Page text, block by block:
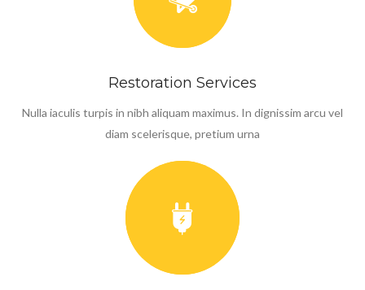
Restoration Services
Nulla iaculis turpis in nibh aliquam maximus. In dignissim arcu vel
diam scelerisque, pretium urna